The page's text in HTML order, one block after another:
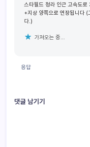
스타필드 청라 인근 고속도
+지상 양쪽으로 연장됩니다 (
다.)
가져오는 중...
응답
댓글 남기기